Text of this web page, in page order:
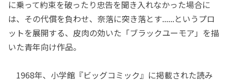
に乗って約束を破ったり忠告を聞き入れなかった場合に
は、その代償を負わせ、奈落に突き落とす......というプロ
ットを展開する、皮肉の効いた「ブラックユーモア」を描
いた青年向け作品。
1968年、小学館『ビッグコミック』に掲載された読み